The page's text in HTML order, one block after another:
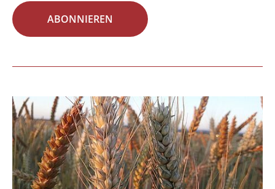
ABONNIEREN